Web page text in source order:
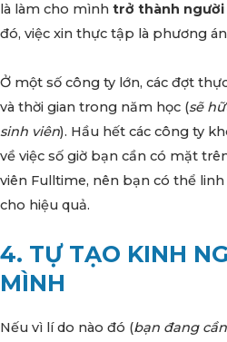
là làm cho mình trở thành
đó, việc xin thực tập là phương
Ở một số công ty lớn, các đợt
và thời gian trong năm học (sẽ
sinh viên). Hầu hết các công ty
về việc số giờ bạn cần có mặt
viên Fulltime, nên bạn có thể
cho hiệu quả.
4. TỰ TẠO KINH
MÌNH
Nếu vì lí do nào đó (bạn đang